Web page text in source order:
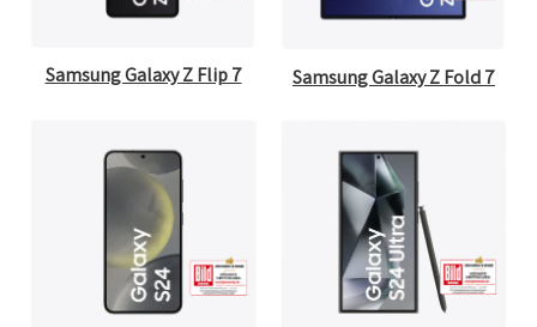
Samsung Galaxy Z Flip 7 Samsung Galaxy Z Fold 7